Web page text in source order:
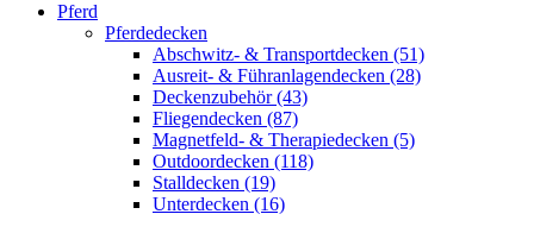
Pferd
Pferdedecken
Abschwitz- & Transportdecken (51)
Ausreit- & Führanlagendecken (28)
Deckenzubehör (43)
Fliegendecken (87)
Magnetfeld- & Therapiedecken (5)
Outdoordecken (118)
Stalldecken (19)
Unterdecken (16)